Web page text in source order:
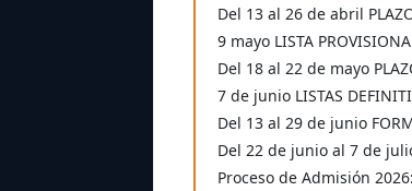
Del 13 al 26 de abril
9 mayo LISTA
Del 18 al 22 de mayo
7 de junio LISTAS
Del 13 al 29 de junio
Del 22 de junio al 7 de julio
Proceso de Admisión